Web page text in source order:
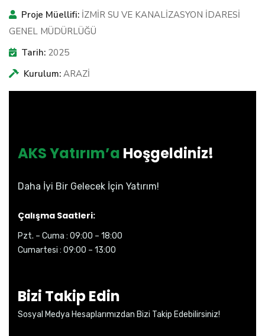
Proje Müellifi: İZMİR SU VE KANALİZASYON İDARESİ
GENEL MÜDÜRLÜĞÜ
Tarih: 2025
Kurulum: ARAZİ
AKS Yatırım’a Hoşgeldiniz!
Daha İyi Bir Gelecek İçin Yatırım!
Çalışma Saatleri:
Pzt. – Cuma : 09:00 – 18:00
Cumartesi : 09:00 – 13:00
Bizi Takip Edin
Sosyal Medya Hesaplarımızdan Bizi Takip Edebilirsiniz!